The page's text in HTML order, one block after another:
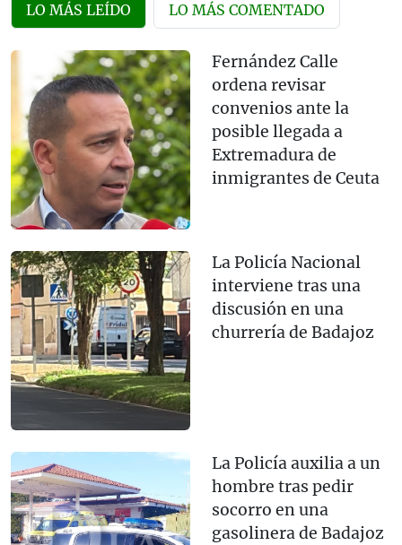
LO MÁS LEÍDO LO MÁS COMENTADO
Fernández Calle
ordena revisar
convenios ante la
posible llegada a
Extremadura de
inmigrantes de Ceuta
La Policía Nacional
interviene tras una
discusión en una
churrería de Badajoz
La Policía auxilia a un
hombre tras pedir
socorro en una
gasolinera de Badajoz